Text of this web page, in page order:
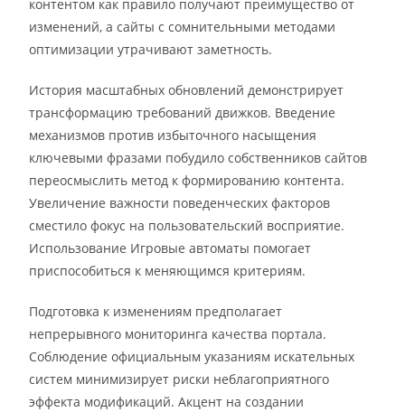
контентом как правило получают преимущество от
изменений, а сайты с сомнительными методами
оптимизации утрачивают заметность.
История масштабных обновлений демонстрирует
трансформацию требований движков. Введение
механизмов против избыточного насыщения
ключевыми фразами побудило собственников сайтов
переосмыслить метод к формированию контента.
Увеличение важности поведенческих факторов
сместило фокус на пользовательский восприятие.
Использование Игровые автоматы помогает
приспособиться к меняющимся критериям.
Подготовка к изменениям предполагает
непрерывного мониторинга качества портала.
Соблюдение официальным указаниям искательных
систем минимизирует риски неблагоприятного
эффекта модификаций. Акцент на создании